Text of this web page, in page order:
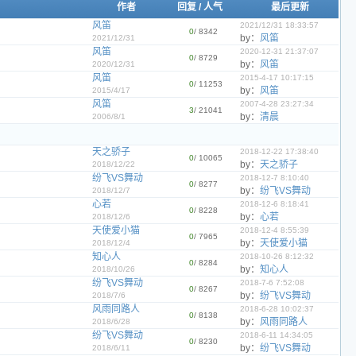
作者 回复 /人气
最后更新
风笛
2021/12/31
0/ 8342
2021/12/31 18:33:57
by： 风笛
风笛
2020/12/31
0/ 8729
2020-12-31 21:37:07
by： 风笛
风笛
2015/4/17
0/ 11253
2015-4-17 10:17:15
by： 风笛
风笛
2006/8/1
3/ 21041
2007-4-28 23:27:34
by：清晨
天之骄子
2018/12/22
0/ 10065
2018-12-22 17:38:40
by：天之骄子
纷飞VS舞动
2018/12/7
0/ 8277
2018-12-7 8:10:40
by：纷飞VS舞动
心若
2018/12/6
0/ 8228
2018-12-6 8:18:41
by：心若
天使爱小猫
2018/12/4
0/ 7965
2018-12-4 8:55:39
by：天使爱小猫
知心人
2018/10/26
0/ 8284
2018-10-26 8:12:32
by：知心人
纷飞VS舞动
2018/7/6
0/ 8267
2018-7-6 7:52:08
by：纷飞VS舞动
风雨同路人
2018/6/28
0/ 8138
2018-6-28 10:02:37
by： 风雨同路人
纷飞VS舞动
2018/6/11
0/ 8230
2018-6-11 14:34:05
by：纷飞VS舞动